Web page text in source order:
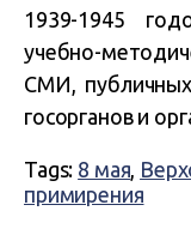
1939-1945
учебно-
СМИ, публичных
госорганов и
Tags: 8 мая,
примирения